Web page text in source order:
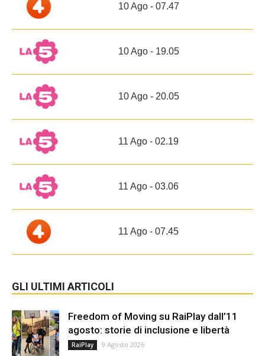
10 Ago - 07.47
10 Ago - 19.05
10 Ago - 20.05
11 Ago - 02.19
11 Ago - 03.06
11 Ago - 07.45
GLI ULTIMI ARTICOLI
Freedom of Moving su RaiPlay dall’11
agosto: storie di inclusione e libertà
RaiPlay 9 Agosto 2026